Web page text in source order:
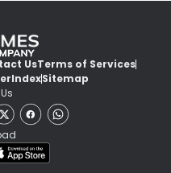
UsTerms of Services
IndexSitemap